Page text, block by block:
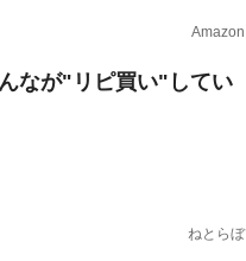
Amazon
なが"リピ買い"してい
ねとらぼ